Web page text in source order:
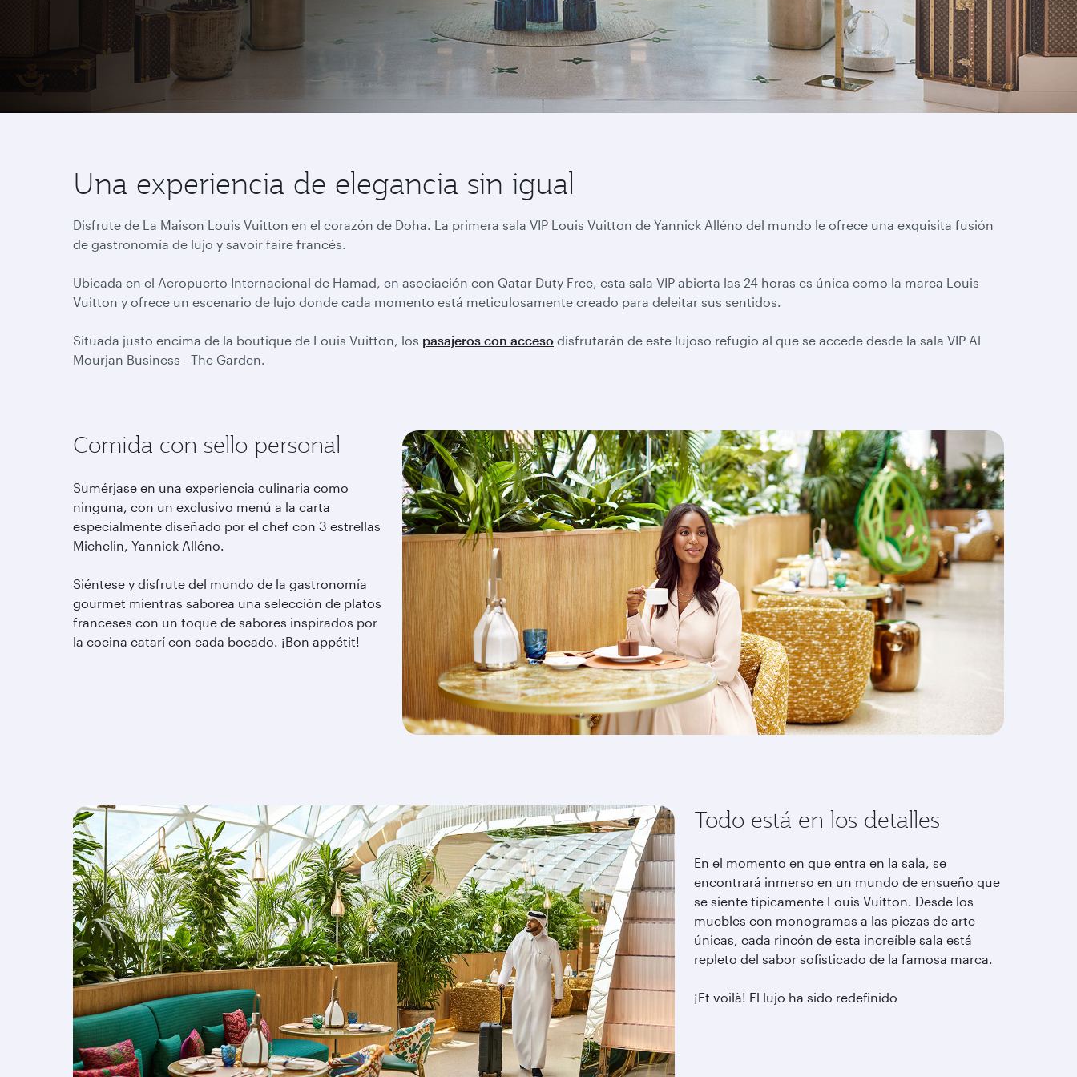
Una experiencia de elegancia sin igual
Disfrute de La Maison Louis Vuitton en el corazón de Doha. La primera sala VIP Louis Vuitton de Yannick Alléno del mundo le ofrece una exquisita fusión
de gastronomía de lujo y savoir faire francés.
Ubicada en el Aeropuerto Internacional de Hamad, en asociación con Qatar Duty Free, esta sala VIP abierta las 24 horas es única como la marca Louis
Vuitton y ofrece un escenario de lujo donde cada momento está meticulosamente creado para deleitar sus sentidos.
Situada justo encima de la boutique de Louis Vuitton, los pasajeros con acceso disfrutarán de este lujoso refugio al que se accede desde la sala VIP Al
Mourjan Business - The Garden.
Comida con sello personal
Sumérjase en una experiencia culinaria como
ninguna, con un exclusivo menú a la carta
especialmente diseñado por el chef con 3 estrellas
Michelin, Yannick Alléno.
Siéntese y disfrute del mundo de la gastronomía
gourmet mientras saborea una selección de platos
franceses con un toque de sabores inspirados por
la cocina catarí con cada bocado. ¡Bon appétit!
Todo está en los detalles
En el momento en que entra en la sala, se
encontrará inmerso en un mundo de ensueño que
se siente típicamente Louis Vuitton. Desde los
muebles con monogramas a las piezas de arte
únicas, cada rincón de esta increíble sala está
repleto del sabor sofisticado de la famosa marca.
¡Et voilà! El lujo ha sido redefinido